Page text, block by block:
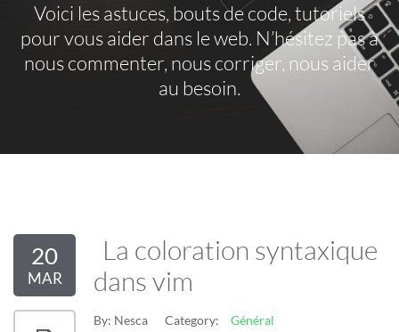
Voici les astuces, bouts de code, tutoriels
pour vous aider dans le web. N’hésitez pas à
nous commenter, nous corriger, nous aider
au besoin.
20
MAR
La coloration syntaxique
dans vim
By: Nesca Category: Général